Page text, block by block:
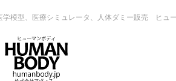
学模型、医療シミュレータ、人体ダミー販売 ヒュ